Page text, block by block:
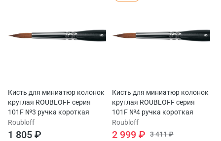
Кисть для миниатюр колонок
круглая ROUBLOFF серия
101F №3 ручка короткая
Roubloff
1 805 ₽
Кисть для миниатюр колонок
круглая ROUBLOFF серия
101F №4 ручка короткая
Roubloff
2 999 ₽ 3 411 ₽